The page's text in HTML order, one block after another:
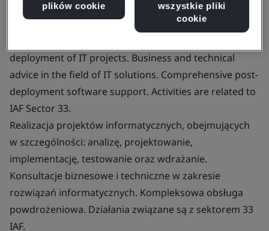
Certificate number:
FS 566544
deployment of IT projects. Business and technical
advice in the field of IT solutions. Comprehensive post-
deployment software support. Activities are related to
IAF Sector 33.
Realizacja projektów informatycznych, obejmujących
w szczególności: analizę, projektowanie,
implementację, testowanie oraz wdrażanie.
Konsultacje biznesowe i techniczne w zakresie
rozwiązań informatycznych. Kompleksowa obsługa
powdrożeniowa. Działania związane są z sektorem 33
IAF.
plików cookie
wszystkie pliki
cookie